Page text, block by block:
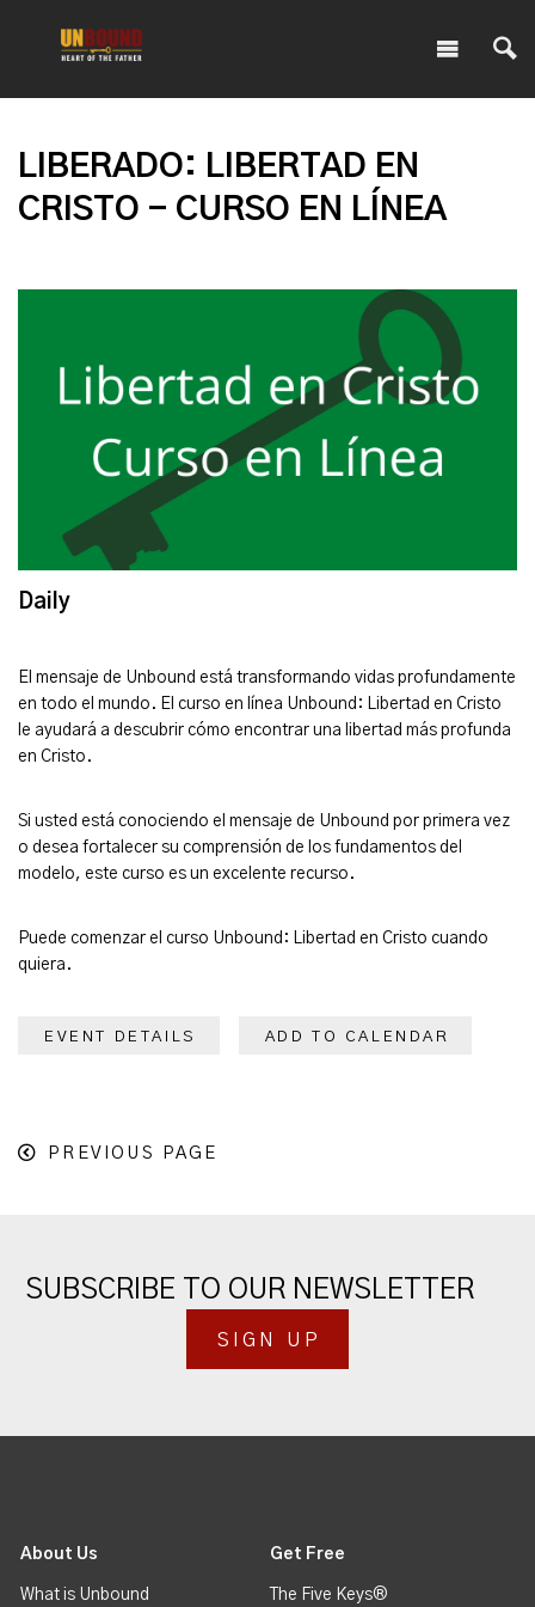
LIBERADO: LIBERTAD EN
CRISTO - CURSO EN LÍNEA
Daily
El mensaje de Unbound está transformando vidas profundamente
en todo el mundo. El curso en línea Unbound: Libertad en Cristo
le ayudará a descubrir cómo encontrar una libertad más profunda
en Cristo.
Si usted está conociendo el mensaje de Unbound por primera vez
o desea fortalecer su comprensión de los fundamentos del
modelo, este curso es un excelente recurso.
Puede comenzar el curso Unbound: Libertad en Cristo cuando
quiera.
EVENT DETAILS ADD TO CALENDAR
PREVIOUS PAGE
SUBSCRIBE TO OUR NEWSLETTER
SIGN UP
About Us
What is Unbound
Get Free
The Five Keys®